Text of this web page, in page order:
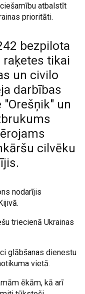
atbalstīt
prioritāti.
bezpilota
tikai
un civilo
darbības
un
cilvēku
nodarījis
triecienā Ukrainas
glābšanas dienestu
vietā.
ēkām, kā arī